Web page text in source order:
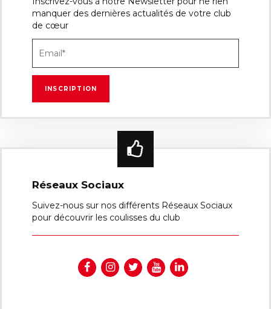
manquer des dernières actualités de votre club
de cœur
Réseaux Sociaux
Suivez-nous sur nos différents Réseaux Sociaux
pour découvrir les coulisses du club